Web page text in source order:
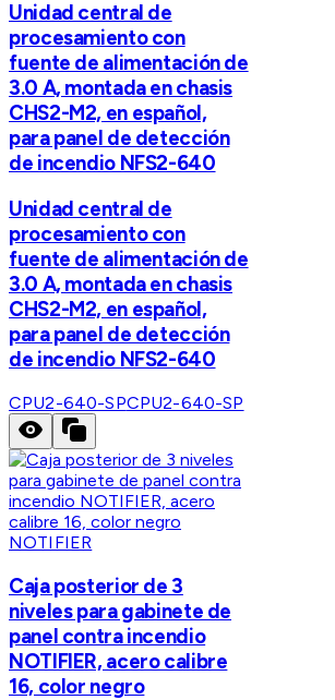
Unidad central de
procesamiento con
fuente de alimentación de
3.0 A, montada en chasis
CHS2-M2, en español,
para panel de detección
de incendio NFS2-640
Unidad central de
procesamiento con
fuente de alimentación de
3.0 A, montada en chasis
CHS2-M2, en español,
para panel de detección
de incendio NFS2-640
CPU2-640-SPCPU2-640-SP
NOTIFIER
Caja posterior de 3
niveles para gabinete de
panel contra incendio
NOTIFIER, acero calibre
16, color negro